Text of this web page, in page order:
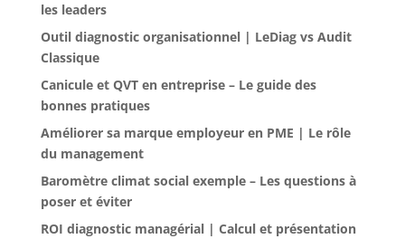
les leaders
Outil diagnostic organisationnel | LeDiag vs Audit
Classique
Canicule et QVT en entreprise – Le guide des
bonnes pratiques
Améliorer sa marque employeur en PME | Le rôle
du management
Baromètre climat social exemple – Les questions à
poser et éviter
ROI diagnostic managérial | Calcul et présentation